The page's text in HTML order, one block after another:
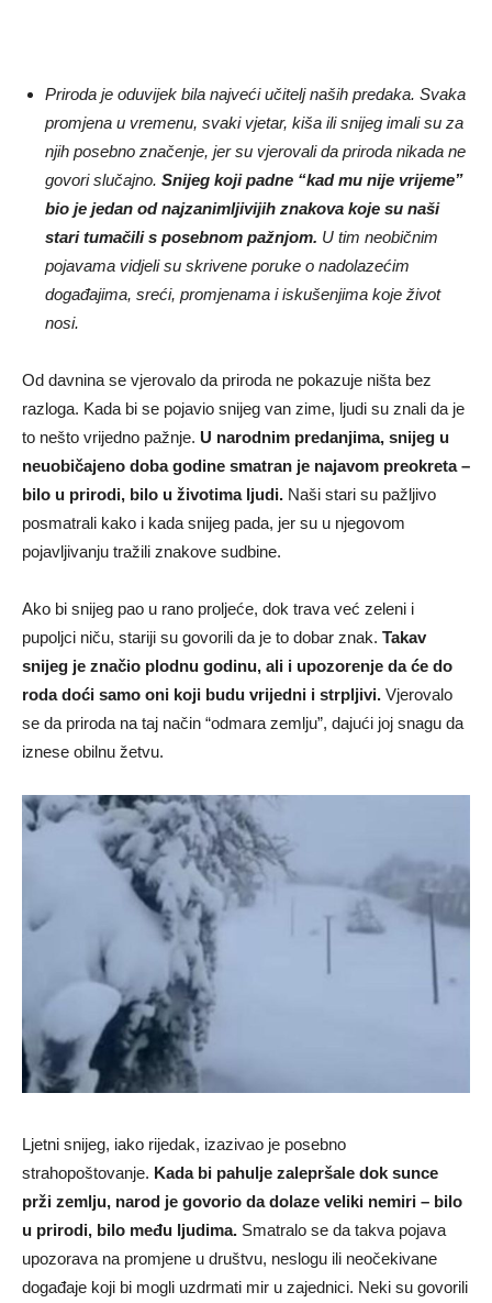
Priroda je oduvijek bila najveći učitelj naših predaka. Svaka
promjena u vremenu, svaki vjetar, kiša ili snijeg imali su za
njih posebno značenje, jer su vjerovali da priroda nikada ne
govori slučajno. Snijeg koji padne “kad mu nije vrijeme”
bio je jedan od najzanimljivijih znakova koje su naši
stari tumačili s posebnom pažnjom. U tim neobičnim
pojavama vidjeli su skrivene poruke o nadolazećim
događajima, sreći, promjenama i iskušenjima koje život
nosi.
Od davnina se vjerovalo da priroda ne pokazuje ništa bez
razloga. Kada bi se pojavio snijeg van zime, ljudi su znali da je
to nešto vrijedno pažnje. U narodnim predanjima, snijeg u
neuobičajeno doba godine smatran je najavom preokreta –
bilo u prirodi, bilo u životima ljudi. Naši stari su pažljivo
posmatrali kako i kada snijeg pada, jer su u njegovom
pojavljivanju tražili znakove sudbine.
Ako bi snijeg pao u rano proljeće, dok trava već zeleni i
pupoljci niču, stariji su govorili da je to dobar znak. Takav
snijeg je značio plodnu godinu, ali i upozorenje da će do
roda doći samo oni koji budu vrijedni i strpljivi. Vjerovalo
se da priroda na taj način “odmara zemlju”, dajući joj snagu da
iznese obilnu žetvu.
Ljetni snijeg, iako rijedak, izazivao je posebno
strahopoštovanje. Kada bi pahulje zalepršale dok sunce
prži zemlju, narod je govorio da dolaze veliki nemiri – bilo
u prirodi, bilo među ljudima. Smatralo se da takva pojava
upozorava na promjene u društvu, neslogu ili neočekivane
događaje koji bi mogli uzdrmati mir u zajednici. Neki su govorili